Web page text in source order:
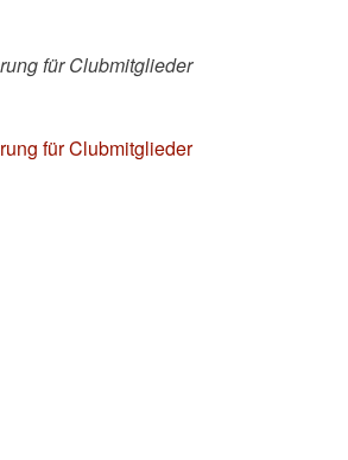
für Clubmitglieder
für Clubmitglieder